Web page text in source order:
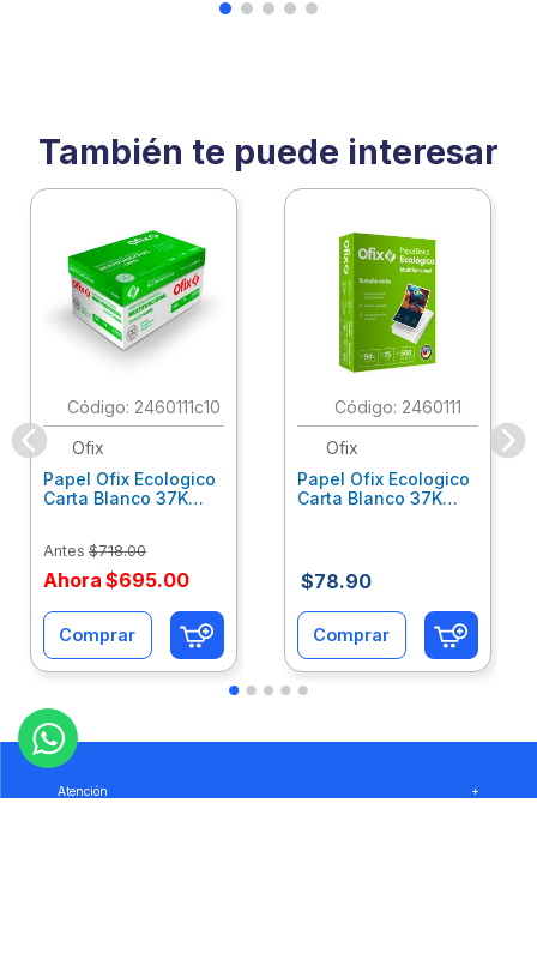
También te puede interesar
: 2460111c10
Ofix
Papel Ofix Ecologico
Carta Blanco 37K
Antes $718.00
Ahora $695.00
Comprar
: 2460111
Ofix
Papel Ofix Ecologico
Carta Blanco 37K
$78.90
Comprar
Atención
+